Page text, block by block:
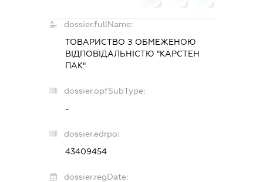
dossier.fullName:
ТОВАРИСТВО З ОБМЕЖЕНОЮ
ВІДПОВІДАЛЬНІСТЮ "КАРСТЕН
ПАК"
dossier.opfSubType:
-
dossier.edrpo:
43409454
dossier.regDate: